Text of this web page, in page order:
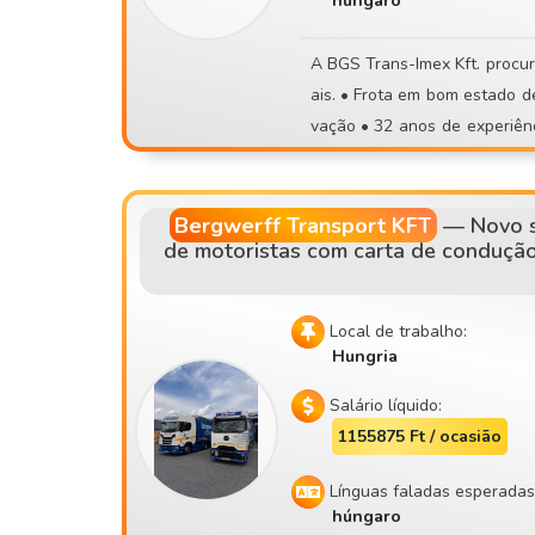
cionado • Aquecimento automático • Sistema de manutenção de faixa • Veículos moderno
daturas de principiantes! Asseguramos formação completa. 🤝 Para nós, é importante uma
atitude correta e um ambiente de trabalho
descarga, de locais
s se puderes realmente
A BGS Trans-Imex Kft. procura motoristas com a categoria CE para transportes internacion
ais. • Frota em bom estado de conservação, com manutenção regular e em constante reno
vação • 32 anos de experiência no setor dos transportes • Partida da sede, em regime de
motorista fixo •
Bergwerff Transport KFT— Novo
de motoristas com carta de
Local de trabalho:
Hungria
Salário líquido:
1155875 Ft / ocasião
Línguas faladas
húngaro